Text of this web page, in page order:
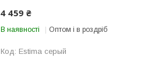
4 459 ₴
В наявності Оптом і в роздріб
Estima серый